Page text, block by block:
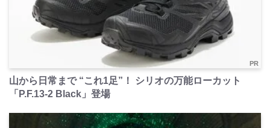
PR
山から日常まで “これ1足”！ シリオの万能ローカット
「P.F.13-2 Black」登場